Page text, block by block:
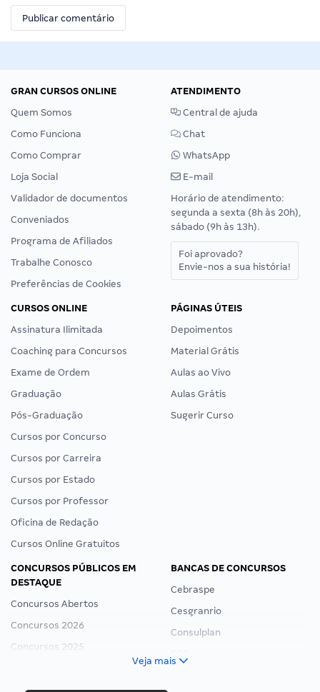
GRAN CURSOS ONLINE
Quem Somos
Como Funciona
Como Comprar
Loja Social
Validador de documentos
Conveniados
Programa de Afiliados
Trabalhe Conosco
Preferências de Cookies
ATENDIMENTO
Central de ajuda
Chat
WhatsApp
E-mail
Horário de atendimento:
segunda a sexta (8h às 20h),
sábado (9h às 13h).
Foi aprovado?
Envie-nos a sua história!
CURSOS ONLINE
Assinatura Ilimitada
Coaching para Concursos
Exame de Ordem
Graduação
Pós-Graduação
Cursos por Concurso
Cursos por Carreira
Cursos por Estado
Cursos por Professor
Oficina de Redação
Cursos Online Gratuitos
PÁGINAS ÚTEIS
Depoimentos
Material Grátis
Aulas ao Vivo
Aulas Grátis
Sugerir Curso
CONCURSOS PÚBLICOS EM
DESTAQUE
Concursos Abertos
Concursos 2026
Concursos 2025
Concurso Ibama
BANCAS DE CONCURSOS
Cebraspe
Cesgranrio
Consulplan
Veja mais